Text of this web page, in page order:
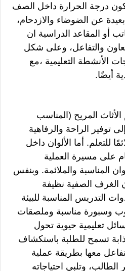
درجة الحرارة داخل الصف
عن الضوضاء والازدحام،
أو المقاعد الدراسية ان
والتفاعل، وعلى شكل
الأنشطة التعليمية ،مع
أيضًا.
المريح (المناسب
توفير الراحة والرفاهية
للتعلم. أما الألوان داخل
على مسيرة العملية
المناسبة والملائمة. وبنفس
الغرف الصفية نظيفة
التدريس المناسبة للبيئة
وسبورة مناسبة وملصقات
تعليمية حيوية تحول
تسمح للطلبة باستكشاف
معها بطريقة عملية
وتلبي احتياجاته